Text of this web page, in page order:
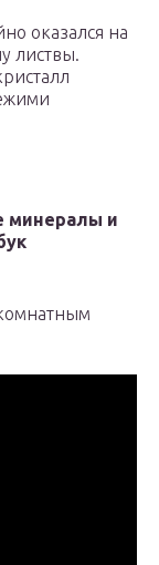
оказался на
листвы.
минералы и